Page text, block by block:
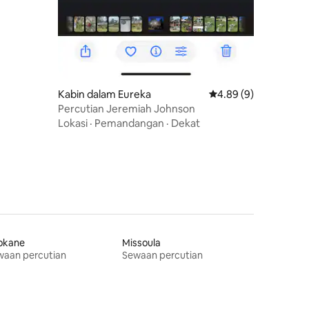
Kabin dalam Eureka Penarafan purata
4.89 (9)
Percutian Jeremiah Johnson
Lokasi · Pemandangan · Dekat
percutian
Missoula
Sewaan percutian